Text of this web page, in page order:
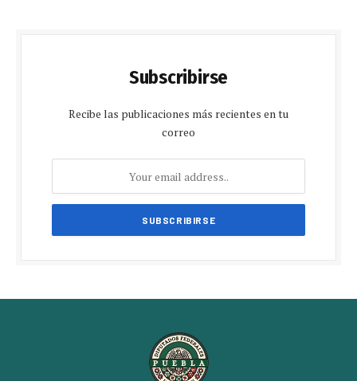
Subscribirse
Recibe las publicaciones más recientes en tu
correo